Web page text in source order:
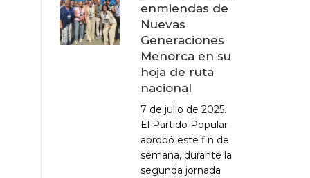
enmiendas de
Nuevas
Generaciones
Menorca en su
hoja de ruta
nacional
7 de julio de 2025.
El Partido Popular
aprobó este fin de
semana, durante la
segunda jornada